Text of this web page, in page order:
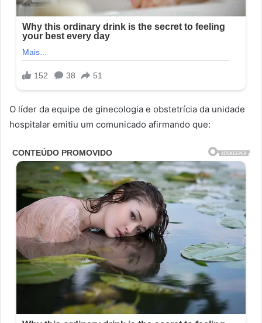
O líder da equipe de ginecologia e obstetrícia da unidade
hospitalar emitiu um comunicado afirmando que: